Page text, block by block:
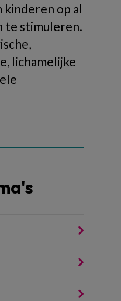
kinderen op al
te stimuleren.
lichamelijke